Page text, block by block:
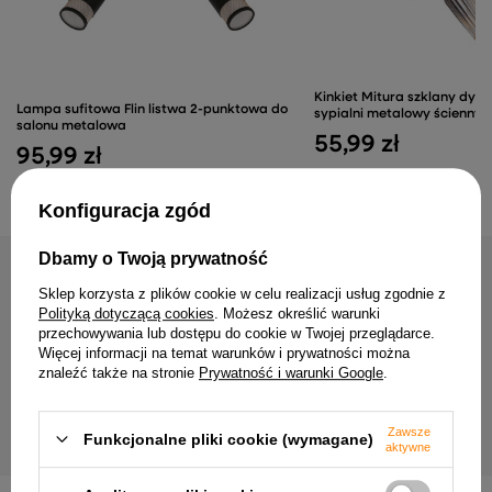
Lampa sufitowa Flin listwa 2-punktowa do
salonu metalowa
95,99 zł
Kinkiet Mitura szklany
sypialni metalowy ścienny
55,99 zł
NAJCZĘŚCIEJ KUPOWANE RAZEM
Lampa wisząca Alfa szklana
pojedyncza nad stół do kuchni z
regulacją wysokości
83,99 zł
abażur do gala zielony w
19,99 zł
Konfiguracja zgód
Dbamy o Twoją prywatność
Sklep korzysta z plików cookie w celu realizacji usług zgodnie z
Polityką dotyczącą cookies . Możesz określić warunki
przechowywania lub dostępu do cookie w Twojej przeglądarce.
Więcej informacji na temat warunków i prywatności można
znaleźć także na stronie Prywatność i warunki Google
Funkcjonalne pliki cookie (wymagane)
Zawsze
aktywne